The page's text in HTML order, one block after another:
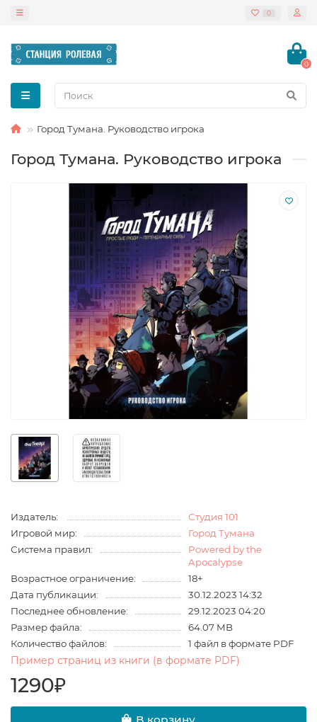
0
0
Город Тумана. Руководство игрока
Город Тумана. Руководство игрока
Издатель:
Студия 101
Игровой мир:
Город Тумана
Система правил:
Powered by the
Apocalypse
Возрастное ограничение:
18+
Дата публикации:
30.12.2023 14:32
Последнее обновление:
29.12.2023 04:20
Размер файла:
64.07 MB
Количество файлов:
1 файл в формате PDF
Пример страниц из книги (в формате PDF)
1290₽